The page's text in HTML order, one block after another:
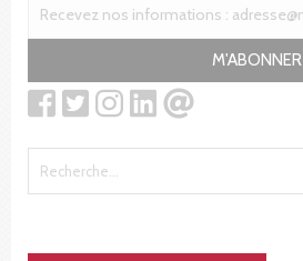
M'ABONNER